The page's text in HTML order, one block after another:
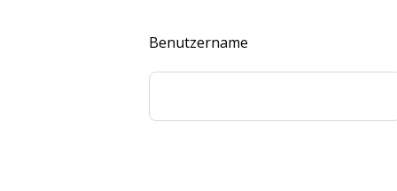
Benutzername